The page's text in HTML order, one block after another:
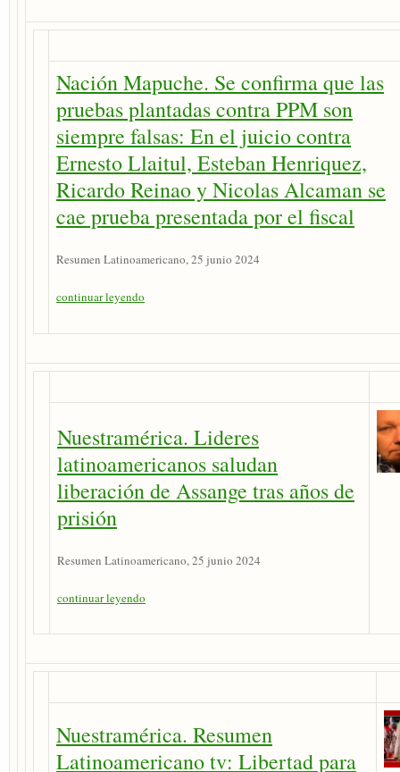
Nación Mapuche. Se confirma que las
pruebas plantadas contra PPM son
siempre falsas: En el juicio contra
Ernesto Llaitul, Esteban Henriquez,
Ricardo Reinao y Nicolas Alcaman se
cae prueba presentada por el fiscal
Resumen Latinoamericano, 25 junio 2024
continuar leyendo
Nuestramérica. Lideres
latinoamericanos saludan
liberación de Assange tras años de
prisión
Resumen Latinoamericano, 25 junio 2024
continuar leyendo
Nuestramérica. Resumen
Latinoamericano tv: Libertad para